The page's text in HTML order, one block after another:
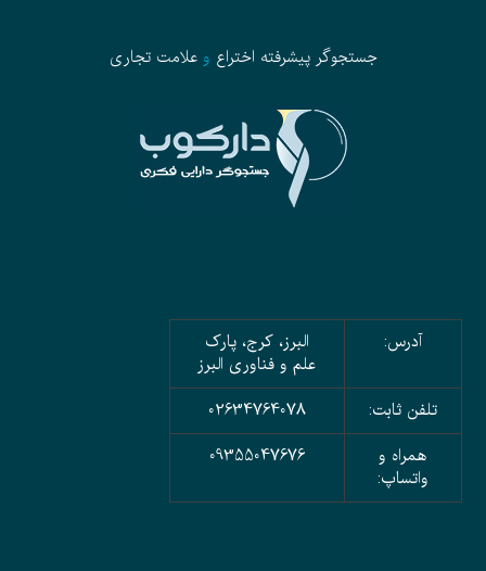
جستجوگر پیشرفته اختراع وعلامت تجاری
آدرس:
البرز، کرج، پارک
علم و فناوری البرز
تلفن ثابت:
02634764078
همراه و
واتساپ:
09355047676